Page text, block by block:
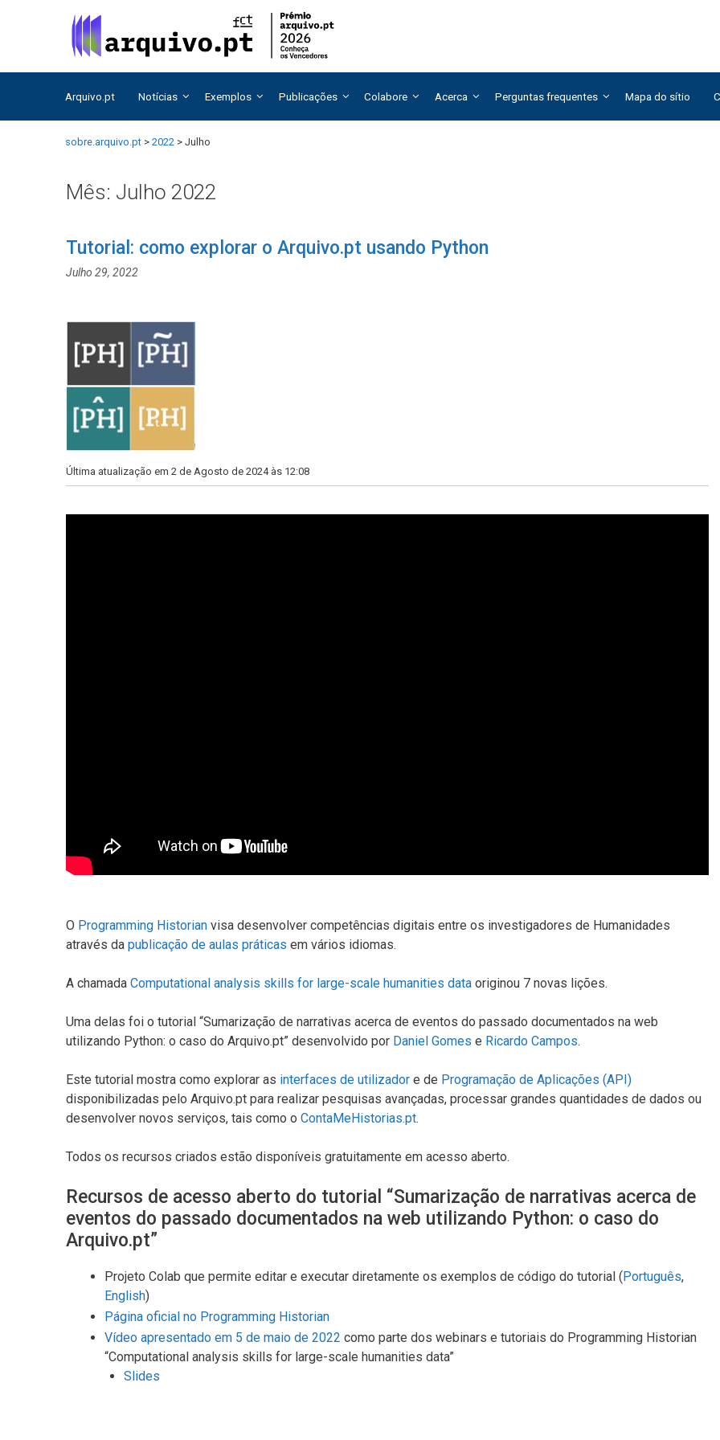
Arquivo.pt Notícias Exemplos Publicações Colabore Acerca Perguntas frequentes Mapa do sítio
sobre.arquivo.pt > 2022 > Julho
Mês: Julho 2022
Tutorial: como explorar o Arquivo.pt usando Python
Julho 29, 2022
Última atualização em 2 de Agosto de 2024 às 12:08
O Programming Historian visa desenvolver competências digitais entre os investigadores de Humanidades
através da publicação de aulas práticas em vários idiomas.
A chamada Computational analysis skills for large-scale humanities data originou 7 novas lições.
Uma delas foi o tutorial “Sumarização de narrativas acerca de eventos do passado documentados na web
utilizando Python: o caso do Arquivo.pt” desenvolvido por Daniel Gomes e Ricardo Campos.
Este tutorial mostra como explorar as interfaces de utilizador e de Programação de Aplicações (API)
disponibilizadas pelo Arquivo.pt para realizar pesquisas avançadas, processar grandes quantidades de dados ou
desenvolver novos serviços, tais como o ContaMeHistorias.pt.
Todos os recursos criados estão disponíveis gratuitamente em acesso aberto.
Recursos de acesso aberto do tutorial “Sumarização de narrativas acerca de
eventos do passado documentados na web utilizando Python: o caso do
Arquivo.pt”
Projeto Colab que permite editar e executar diretamente os exemplos de código do tutorial (Português,
English)
Página oficial no Programming Historian
Vídeo apresentado em 5 de maio de 2022 como parte dos webinars e tutoriais do Programming Historian
“Computational analysis skills for large-scale humanities data”
Slides